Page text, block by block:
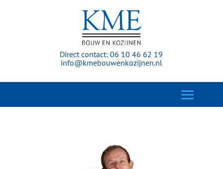
Direct contact:06 10 46 62 19
info@kmebouwenkozijnen.nl